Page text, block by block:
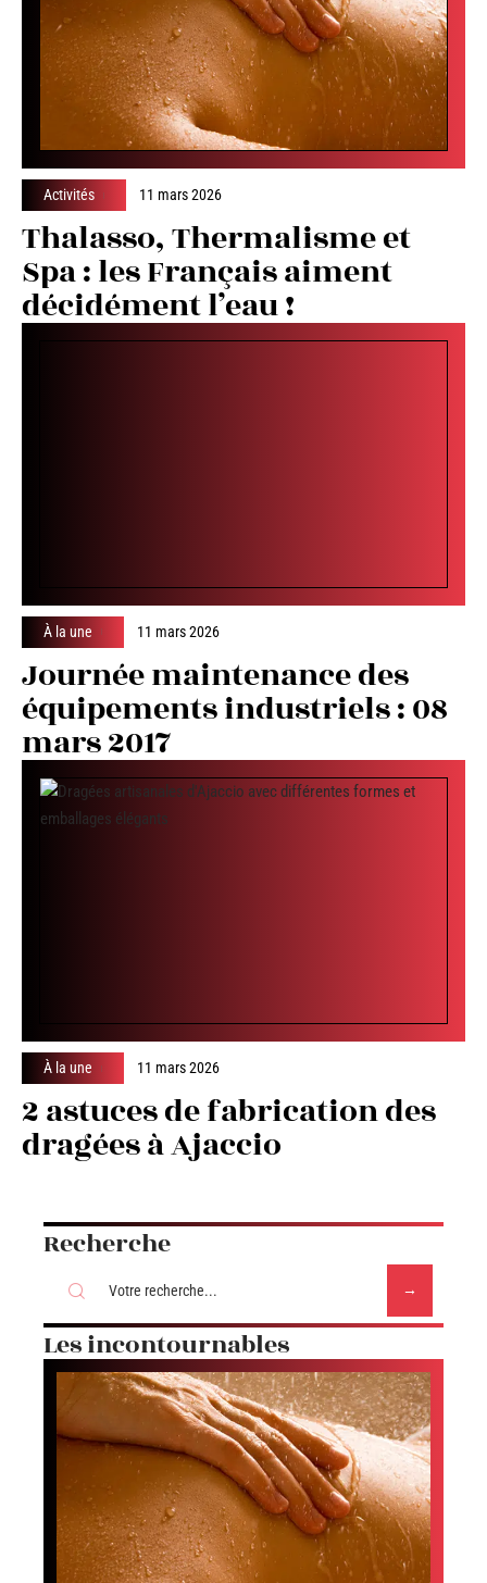
Activités 11 mars 2026
Thalasso, Thermalisme et
Spa : les Français aiment
décidément l’eau !
À la une 11 mars 2026
Journée maintenance des
équipements industriels : 08
mars 2017
À la une 11 mars 2026
2 astuces de fabrication des
dragées à Ajaccio
Recherche
Les incontournables